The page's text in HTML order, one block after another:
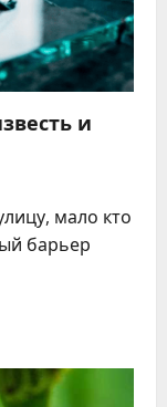
и
мало кто
барьер